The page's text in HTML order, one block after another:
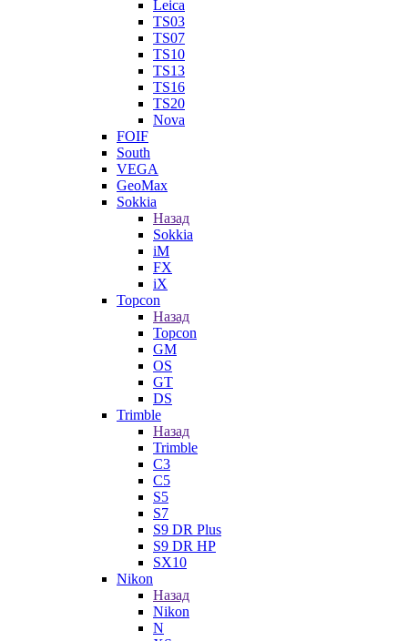
Leica
TS03
TS07
TS10
TS13
TS16
TS20
Nova
FOIF
South
VEGA
GeoMax
Sokkia
Назад
Sokkia
iM
FX
iX
Topcon
Назад
Topcon
GM
OS
GT
DS
Trimble
Назад
Trimble
C3
C5
S5
S7
S9 DR Plus
S9 DR HP
SX10
Nikon
Назад
Nikon
N